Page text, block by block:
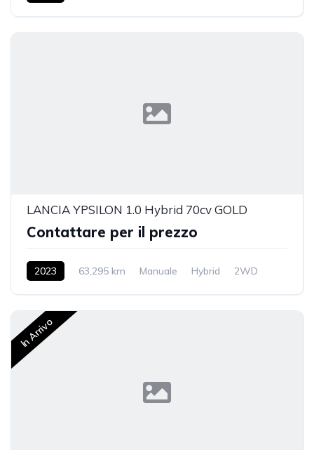
LANCIA YPSILON 1.0 Hybrid 70cv GOLD
Contattare per il prezzo
2023 63,295 km Manuale Hybrid 2WD
In Arrivo